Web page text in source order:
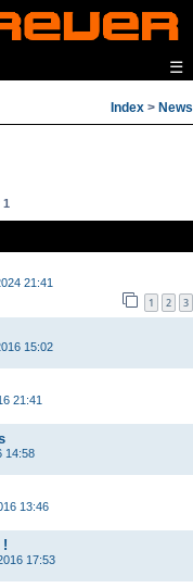
☰
Index > News
1
21:41
1 2 3
15:02
21:41
14:58
13:46
!
17:53